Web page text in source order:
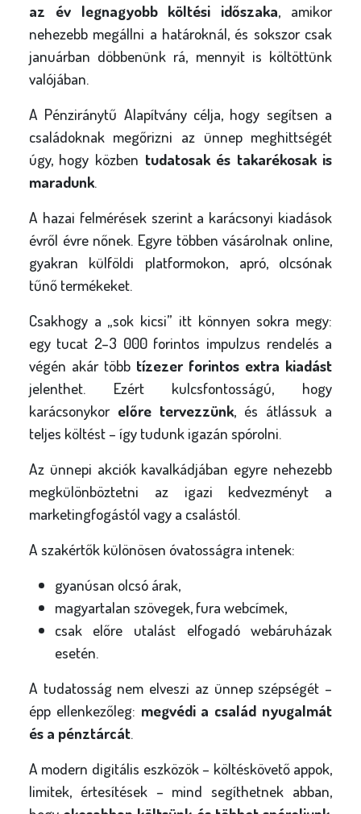
az év legnagyobb költési időszaka, amikor
nehezebb megállni a határoknál, és sokszor csak
januárban döbbenünk rá, mennyit is költöttünk
valójában.
A Pénziránytű Alapítvány célja, hogy segítsen a
családoknak megőrizni az ünnep meghittségét
úgy, hogy közben tudatosak és takarékosak is
maradunk.
A hazai felmérések szerint a karácsonyi kiadások
évről évre nőnek. Egyre többen vásárolnak online,
gyakran külföldi platformokon, apró, olcsónak
tűnő termékeket.
Csakhogy a „sok kicsi” itt könnyen sokra megy:
egy tucat 2–3 000 forintos impulzus rendelés a
végén akár több tízezer forintos extra kiadást
jelenthet. Ezért kulcsfontosságú, hogy
karácsonykor előre tervezzünk, és átlássuk a
teljes költést – így tudunk igazán spórolni.
Az ünnepi akciók kavalkádjában egyre nehezebb
megkülönböztetni az igazi kedvezményt a
marketingfogástól vagy a csalástól.
A szakértők különösen óvatosságra intenek:
gyanúsan olcsó árak,
magyartalan szövegek, fura webcímek,
csak előre utalást elfogadó webáruházak
esetén.
A tudatosság nem elveszi az ünnep szépségét –
épp ellenkezőleg: megvédi a család nyugalmát
és a pénztárcát.
A modern digitális eszközök – költéskövető appok,
limitek, értesítések – mind segíthetnek abban,